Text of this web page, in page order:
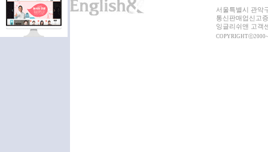
서울특별시 관악
통신판매업신고
잉글리쉬앤 고객